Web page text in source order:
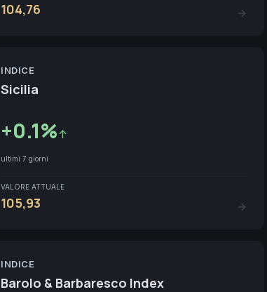
104,76
INDICE
Sicilia
+0.1%↑
ultimi 7 giorni
VALORE ATTUALE
105,93
INDICE
Barolo & Barbaresco Index